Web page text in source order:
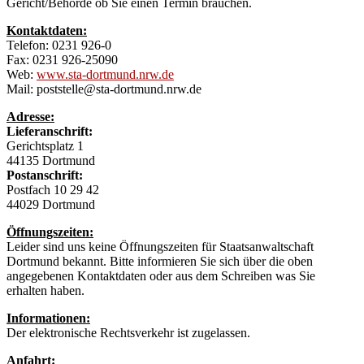
Kontaktdaten:
Telefon: 0231 926-0
Fax: 0231 926-25090
Web: www.sta-dortmund.nrw.de
Mail: poststelle@sta-dortmund.nrw.de
Adresse:
Lieferanschrift:
Gerichtsplatz 1
44135 Dortmund
Postanschrift:
Postfach 10 29 42
44029 Dortmund
Öffnungszeiten:
Leider sind uns keine Öffnungszeiten für Staatsanwaltschaft
Dortmund bekannt. Bitte informieren Sie sich über die oben
angegebenen Kontaktdaten oder aus dem Schreiben was Sie
erhalten haben.
Informationen:
Der elektronische Rechtsverkehr ist zugelassen.
Anfahrt: